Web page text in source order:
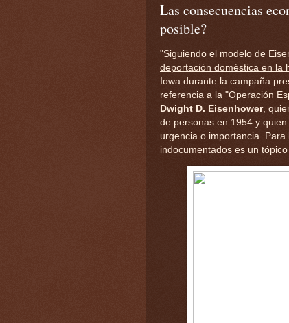
Las consecuencias
posible?
"Siguiendo el modelo de
deportación doméstica en la
Iowa durante la campaña
referencia a la "Operación
Dwight D. Eisenhower,
de personas en 1954 y
urgencia o importancia. Para
indocumentados es un